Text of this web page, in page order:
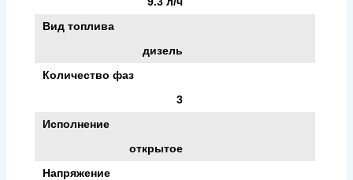
Вид топлива
дизель
Количество фаз
3
Исполнение
открытое
Напряжение